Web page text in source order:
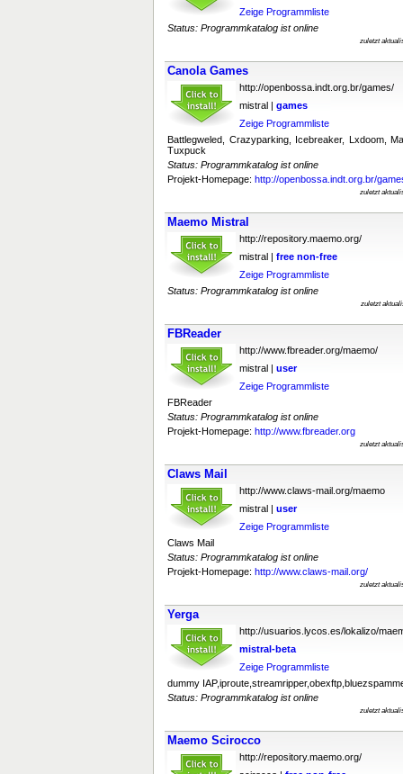
Zeige Programmliste
Status: Programmkatalog ist online
zuletzt
Canola Games
http://openbossa.indt.org.br/games/
mistral | games
Zeige Programmliste
Battlegweled, Crazyparking, Icebreaker, Lxdoom,
Tuxpuck
Status: Programmkatalog ist online
Projekt-Homepage: http://openbossa.indt.org.br/
zuletzt
Maemo Mistral
http://repository.maemo.org/
mistral | free non-free
Zeige Programmliste
Status: Programmkatalog ist online
zuletzt
FBReader
http://www.fbreader.org/maemo/
mistral | user
Zeige Programmliste
FBReader
Status: Programmkatalog ist online
Projekt-Homepage: http://www.fbreader.org
zuletzt
Claws Mail
http://www.claws-mail.org/maemo
mistral | user
Zeige Programmliste
Claws Mail
Status: Programmkatalog ist online
Projekt-Homepage: http://www.claws-mail.org/
zuletzt
Yerga
http://usuarios.lycos.es/lokalizo/
mistral-beta
Zeige Programmliste
dummy
Status: Programmkatalog ist online
zuletzt
Maemo Scirocco
http://repository.maemo.org/